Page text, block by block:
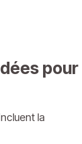
pour
la